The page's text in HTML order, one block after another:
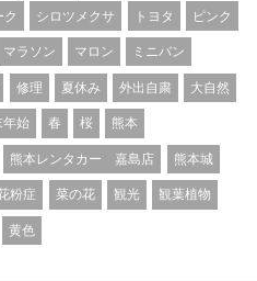
ク シロツメクサ トヨタ ピンク
マラソン マロン ミニバン
修理 夏休み 外出自粛 大自然
年始 春 桜 熊本
熊本レンタカー 嘉島店 熊本城
粉症 菜の花 観光 観葉植物
黄色